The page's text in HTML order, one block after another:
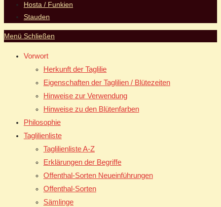
Hosta / Funkien
Stauden
Menü Schließen
Vorwort
Herkunft der Taglilie
Eigenschaften der Taglilien / Blütezeiten
Hinweise zur Verwendung
Hinweise zu den Blütenfarben
Philosophie
Taglilienliste
Taglilienliste A-Z
Erklärungen der Begriffe
Offenthal-Sorten Neueinführungen
Offenthal-Sorten
Sämlinge